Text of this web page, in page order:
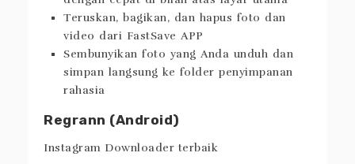
untuk mendapatkan detail pengguna
Lihat foto dan video yang disimpan
dengan cepat di bilah atas layar utama
Teruskan, bagikan, dan hapus foto dan
video dari FastSave APP
simpan langsung ke folder penyimpanan